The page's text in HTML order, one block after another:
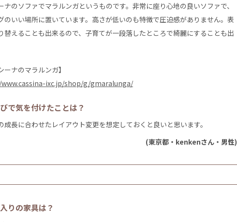
ナのソファでマラルンガというものです。非常に座り心地の良いソファで、
のいい場所に置いています。高さが低いのも特徴で圧迫感がありません。表
替えることも出来るので、子育てが一段落したところで綺麗にすることも出
ーナのマラルンガ】
ixc.jp/shop/g/gmaralunga/
で気を付けたことは？
成長に合わせたレイアウト変更を想定しておくと良いと思います。
(東京都・kenkenさん・男性)
りの家具は？